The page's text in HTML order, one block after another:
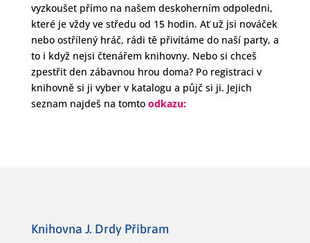
vyzkoušet přímo na našem deskoherním odpoledni,
které je vždy ve středu od 15 hodin. Ať už jsi nováček
nebo ostřílený hráč, rádi tě přivítáme do naší party, a
to i když nejsi čtenářem knihovny. Nebo si chceš
zpestřit den zábavnou hrou doma? Po registraci v
knihovně si ji vyber v katalogu a půjč si ji. Jejich
seznam najdeš na tomto odkazu:
Knihovna J. Drdy Příbram